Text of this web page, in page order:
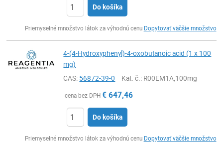
Do košíka
Priemyselné množstvo látok za výhodnú cenu Dopytovať väčšie množstvo
4-(4-Hydroxyphenyl)-4-oxobutanoic acid (1 x 100
mg)
CAS: 56872-39-0 Kat. č.: R00EM1A,100mg
cena bez DPH € 647,46
Do košíka
Priemyselné množstvo látok za výhodnú cenu Dopytovať väčšie množstvo